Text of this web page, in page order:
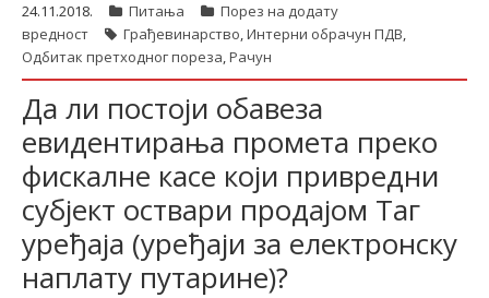
24.11.2018. Питања
Порез на додату
вредност
Грађевинарство,Интерни обрачун ПДВ,
Одбитак претходног пореза,Рачун
Да ли постоји обавеза
евидентирања промета преко
фискалне касе који привредни
субјект оствари продајом Таг
уређаја (уређаји за електронску
наплату путарине)?